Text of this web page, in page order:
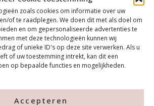
zoals cookies om informatie over uw
of te raadplegen. We doen dit met als doel om
en om gepersonaliseerde advertenties te
met deze technologieën kunnen wij
of unieke ID's op deze site verwerken. Als u
of uw toestemming intrekt, kan dit een
op bepaalde functies en mogelijkheden.
Accepteren
EW Delft